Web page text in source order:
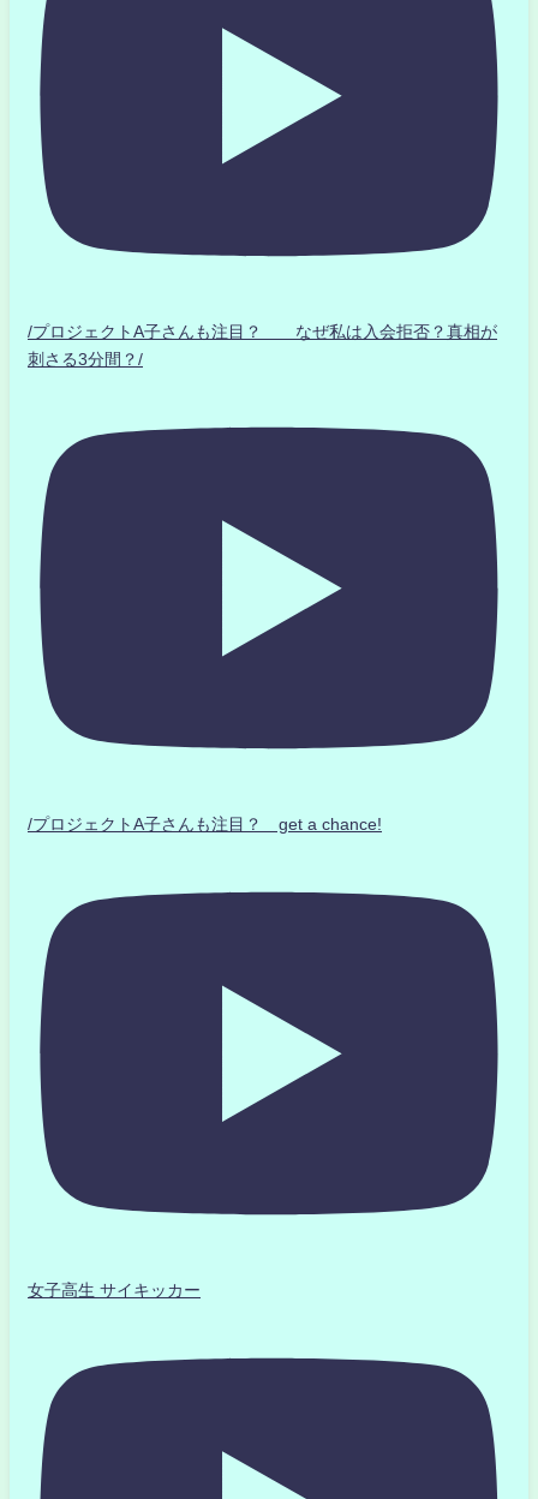
/プロジェクトA子さんも注目？ なぜ私は入会拒否？真相が
刺さる3分間？/
/プロジェクトA子さんも注目？ get a chance!
女子高生 サイキッカー